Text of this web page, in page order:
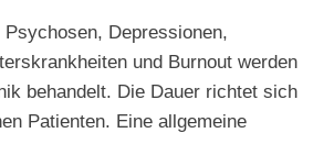
Depressionen,
und Burnout werden
behandelt. Die Dauer richtet sich
Patienten. Eine allgemeine